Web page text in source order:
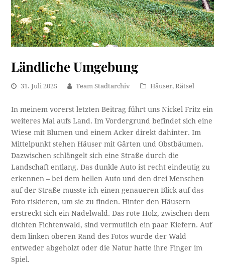
Ländliche Umgebung
31. Juli 2025 Team Stadtarchiv Häuser,Rätsel
In meinem vorerst letzten Beitrag führt uns Nickel Fritz ein
weiteres Mal aufs Land. Im Vordergrund befindet sich eine
Wiese mit Blumen und einem Acker direkt dahinter. Im
Mittelpunkt stehen Häuser mit Gärten und Obstbäumen.
Dazwischen schlängelt sich eine Straße durch die
Landschaft entlang. Das dunkle Auto ist recht eindeutig zu
erkennen – bei dem hellen Auto und den drei Menschen
auf der Straße musste ich einen genaueren Blick auf das
Foto riskieren, um sie zu finden. Hinter den Häusern
erstreckt sich ein Nadelwald. Das rote Holz, zwischen dem
dichten Fichtenwald, sind vermutlich ein paar Kiefern. Auf
dem linken oberen Rand des Fotos wurde der Wald
entweder abgeholzt oder die Natur hatte ihre Finger im
Spiel.